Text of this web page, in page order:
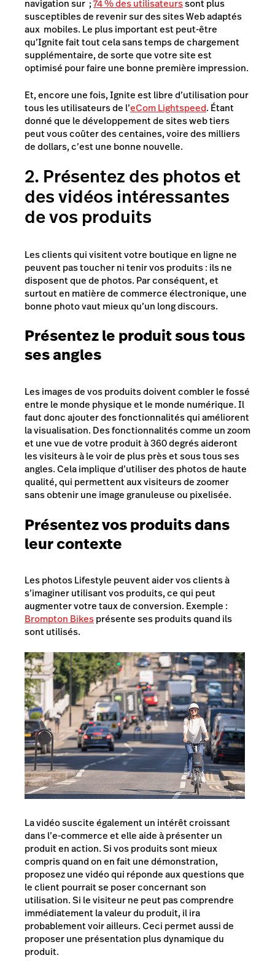
navigation sur ;74 % des utilisateurssont plus
susceptibles de revenir sur des sites Web adaptés
aux mobiles. Le plus important est peut-être
qu’Ignite fait tout cela sans temps de chargement
supplémentaire, de sorte que votre site est
optimisé pour faire une bonne première impression.
Et, encore une fois, Ignite est libre d’utilisation pour
tous les utilisateurs de l’eCom Lightspeed. Étant
donné que le développement de sites web tiers
peut vous coûter des centaines, voire des milliers
de dollars, c’est une bonne nouvelle.
2. Présentez des photos et
des vidéos intéressantes
de vos produits
Les clients qui visitent votre boutique en ligne ne
peuvent pas toucher ni tenir vos produits : ils ne
disposent que de photos. Par conséquent, et
surtout en matière de commerce électronique, une
bonne photo vaut mieux qu’un long discours.
Présentez le produit sous tous
ses angles
Les images de vos produits doivent combler le fossé
entre le monde physique et le monde numérique. Il
faut donc ajouter des fonctionnalités qui améliorent
la visualisation. Des fonctionnalités comme un zoom
et une vue de votre produit à 360 degrés aideront
les visiteurs à le voir de plus près et sous tous ses
angles. Cela implique d’utiliser des photos de haute
qualité, qui permettent aux visiteurs de zoomer
sans obtenir une image granuleuse ou pixelisée.
Présentez vos produits dans
leur contexte
Les photosLifestyle peuvent aider vos clients à
s’imaginer utilisant vos produits, ce qui peut
augmenter votre taux de conversion. Exemple :
Brompton Bikesprésente ses produits quand ils
sont utilisés.
La vidéo suscite également un intérêt croissant
dans l’e-commerce et elle aide à présenter un
produit en action. Si vos produits sont mieux
compris quand on en fait une démonstration,
proposez une vidéo qui réponde aux questions que
le client pourrait se poser concernant son
utilisation. Si le visiteur ne peut pas comprendre
immédiatement la valeur du produit, il ira
probablement voir ailleurs. Ceci permet aussi de
proposer une présentation plus dynamique du
produit.